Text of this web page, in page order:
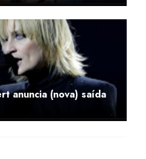
anuncia (nova) saída